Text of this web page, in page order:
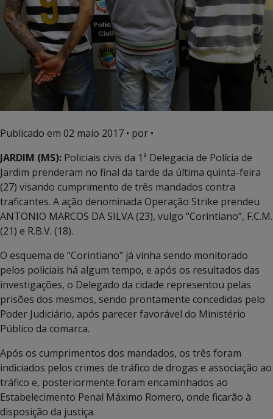
Publicado em 02 maio 2017 • por •
JARDIM (MS): Policiais civis da 1ª Delegacia de Polícia de
Jardim prenderam no final da tarde da última quinta-feira
(27) visando cumprimento de três mandados contra
traficantes. A ação denominada Operação Strike prendeu
ANTONIO MARCOS DA SILVA (23), vulgo “Corintiano”, F.C.M.
(21) e R.B.V. (18).
O esquema de “Corintiano” já vinha sendo monitorado
pelos policiais há algum tempo, e após os resultados das
investigações, o Delegado da cidade representou pelas
prisões dos mesmos, sendo prontamente concedidas pelo
Poder Judiciário, após parecer favorável do Ministério
Público da comarca.
Após os cumprimentos dos mandados, os três foram
indiciados pelos crimes de tráfico de drogas e associação ao
tráfico e, posteriormente foram encaminhados ao
Estabelecimento Penal Máximo Romero, onde ficarão à
disposição da justiça.